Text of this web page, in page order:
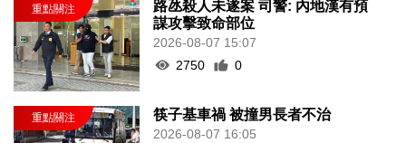
路氹殺人未遂案 司警: 內地漢有預
謀攻擊致命部位
2026-08-07 15:07
2750
0
筷子基車禍 被撞男長者不治
2026-08-07 16:05